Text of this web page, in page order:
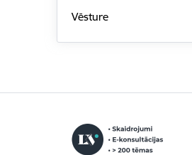
Vēsture